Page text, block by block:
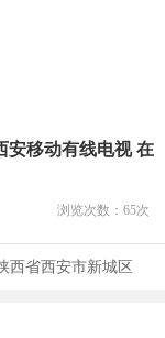
安移动有线电视 在
浏览次数： 65次
西省西安市新城区